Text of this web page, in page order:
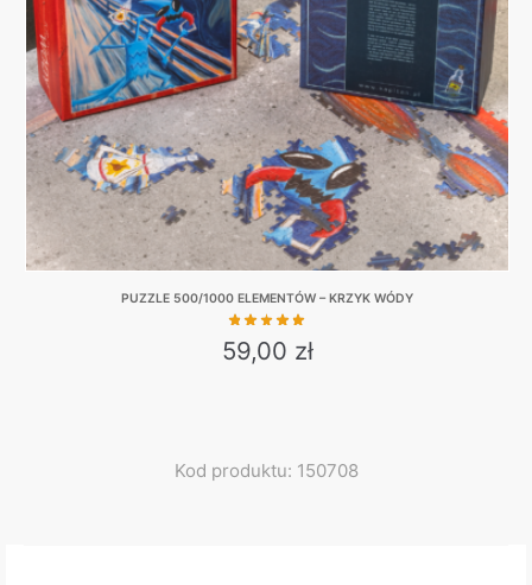
be
chosen
on
the
product
page
PUZZLE 500/1000 ELEMENTÓW – KRZYK WÓDY
59,00 zł
multiple
Kod produktu: 150708